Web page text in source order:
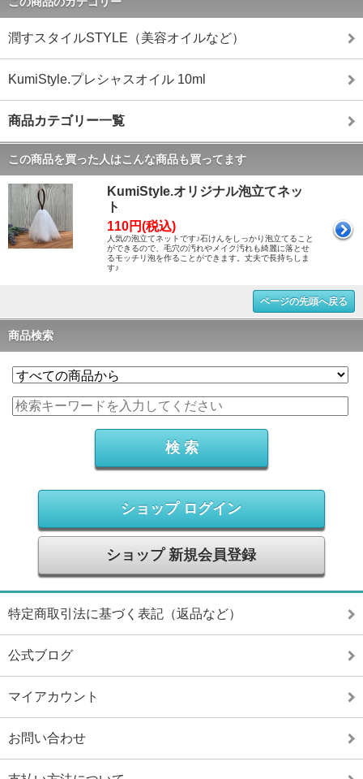
潤すスタイルSTYLE（美容オイルなど）
KumiStyle.プレシャスオイル 10ml
商品カテゴリー一覧
この商品を買った人はこんな商品も買ってます
KumiStyle.オリジナル泡立てネッ
ト
110円(税込)
人気の泡立てネットです♪石けんをしっかり泡立てること
ができるので、毛穴の汚れやメイク汚れも綺麗に落とせ
るモッチリ泡を作ることができます。丈夫で長持ちしま
す♪
ページの先頭へ戻る
商品検索
ショップ ログイン
ショップ 新規会員登録
特定商取引法に基づく表記（返品など）
公式ブログ
マイアカウント
お問い合わせ